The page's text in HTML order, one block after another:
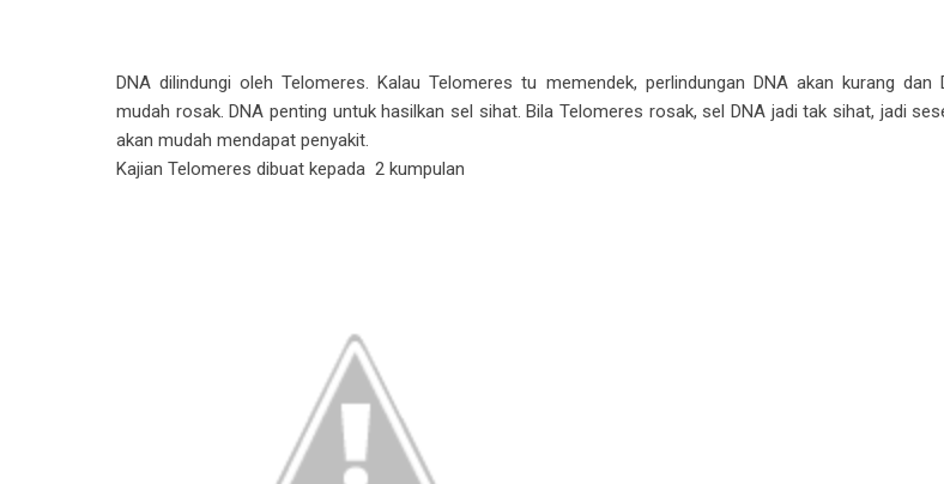
DNA dilindungi oleh Telomeres. Kalau Telomeres tu memendek, perlindungan DNA akan kurang dan
mudah rosak. DNA penting untuk hasilkan sel sihat. Bila Telomeres rosak, sel DNA jadi tak sihat, jadi
akan mudah mendapat penyakit.
Kajian Telomeres dibuat kepada 2 kumpulan